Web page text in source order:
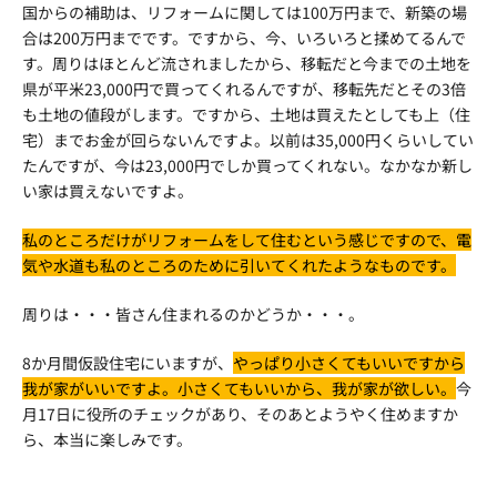
国からの補助は、リフォームに関しては100万円まで、新築の場
合は200万円までです。ですから、今、いろいろと揉めてるんで
す。周りはほとんど流されましたから、移転だと今までの土地を
県が平米23,000円で買ってくれるんですが、移転先だとその3倍
も土地の値段がします。ですから、土地は買えたとしても上（住
宅）までお金が回らないんですよ。以前は35,000円くらいしてい
たんですが、今は23,000円でしか買ってくれない。なかなか新し
い家は買えないですよ。
私のところだけがリフォームをして住むという感じですので、電
気や水道も私のところのために引いてくれたようなものです。
周りは・・・皆さん住まれるのかどうか・・・。
8か月間仮設住宅にいますが、 やっぱり小さくてもいいですから
我が家がいいですよ。小さくてもいいから、我が家が欲しい。 今
月17日に役所のチェックがあり、そのあとようやく住めますか
ら、本当に楽しみです。